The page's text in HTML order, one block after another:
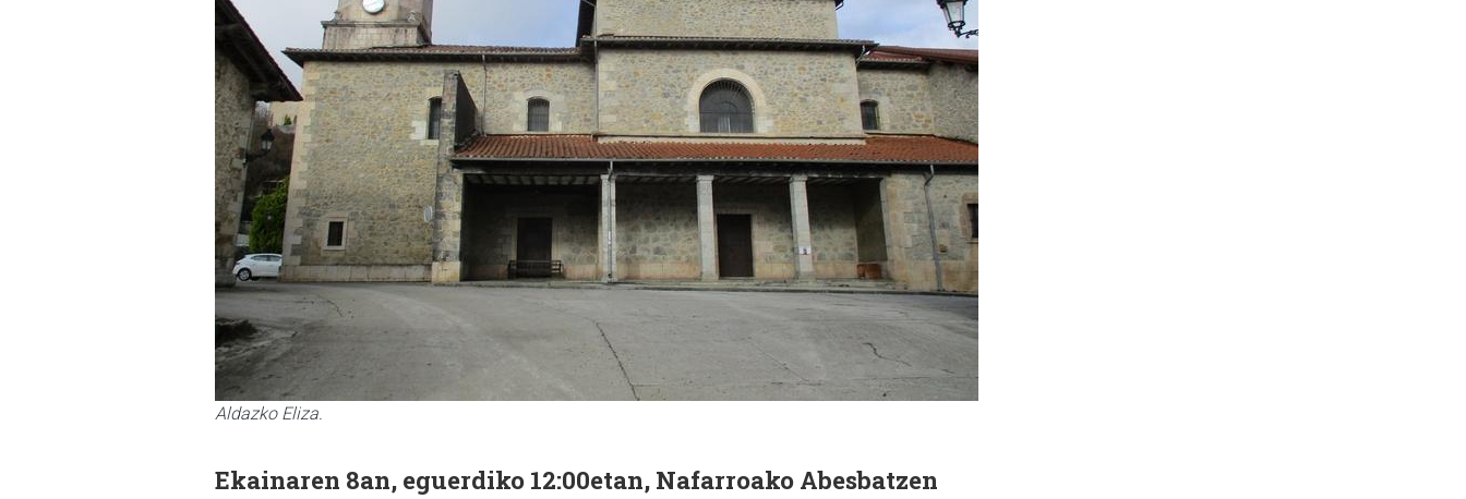
Aldazko Eliza.
Ekainaren 8an, eguerdiko 12:00etan, Nafarroako Abesbatzen